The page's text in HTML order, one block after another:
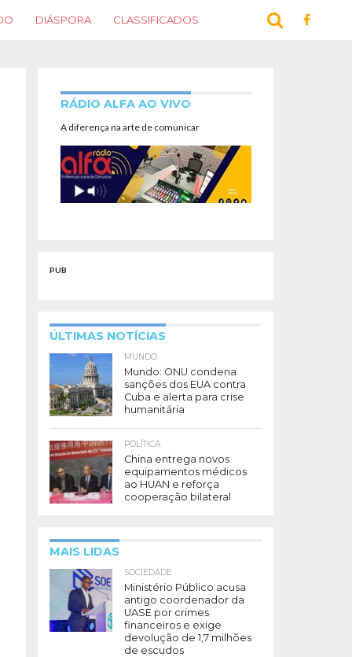
DIÁSPORA CLASSIFICADOS
RÁDIO ALFA AO VIVO
A diferença na arte de comunicar
PUB
ÚLTIMAS NOTÍCIAS
MUNDO
Mundo: ONU condena
sanções dos EUA contra
Cuba e alerta para crise
humanitária
POLÍTICA
China entrega novos
equipamentos médicos
ao HUAN e reforça
cooperação bilateral
MAIS LIDAS
SOCIEDADE
Ministério Público acusa
antigo coordenador da
UASE por crimes
financeiros e exige
devolução de 1,7 milhões
de escudos